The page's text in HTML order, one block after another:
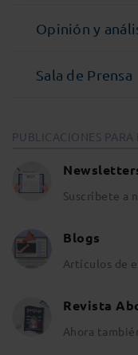
Opinión y
Sala de Prensa
PUBLICACIONES PARA
Suscríbete a
Blogs
Artículos de
Revista
Ahora